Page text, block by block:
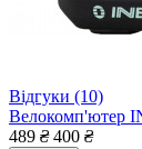
Відгуки (10)
Велокомп'ютер
489 ₴ 400 ₴